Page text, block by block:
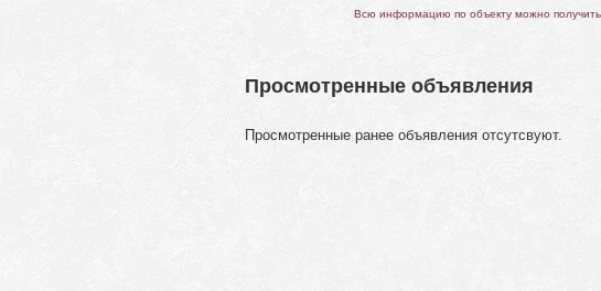
Всю информацию по объекту можно получить
Просмотренные объявления
Просмотренные ранее объявления отсутсвуют.